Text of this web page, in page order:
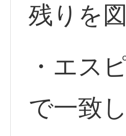
残りを図
・エス
で一致